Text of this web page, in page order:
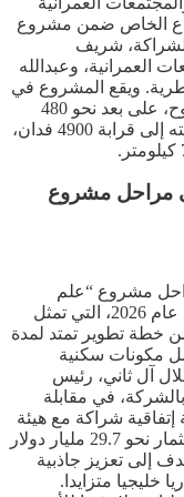
الخاص ضمن مشروع
شريف
العمرانية، وعبدالله
ويقع المشروع في
منطقة “علم الروم” التابعة لمحافظة مطروح، على بعد نحو 480
كيلومترا شمال شرق القاهرة، وتصل مساحته إلى قرابة 4900 فدان،
مراحل مشروع
مشروع “علم
الروم” في الساحل الشمالي المصري خلال عام 2026، التي تمثل
خطة تطوير تمتد لمدة
مكونات سكنية
آل ثاني، رئيس
في مقابلة
إتفاقية شراكة مع هيئة
المجتمعات العمرانية الجديدة في مصر لإستثمار نحو 29.7 مليار دولار
إلى تعزيز جاذبية
خليجيا متزايدا.